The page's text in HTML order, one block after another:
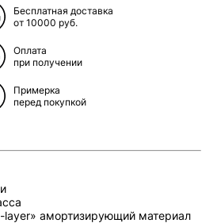
Бесплатная доставка
от 10000 руб.
Оплата
при получении
Примерка
перед покупкой
layer» амортизирующий материал